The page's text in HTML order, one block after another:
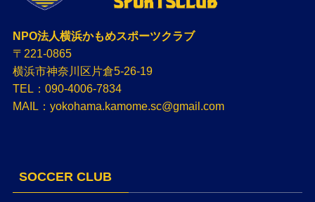
NPO法人横浜かもめスポーツクラブ
〒221-0865
横浜市神奈川区片倉5-26-19
TEL：090-4006-7834
MAIL：yokohama.kamome.sc@gmail.com
SOCCER CLUB